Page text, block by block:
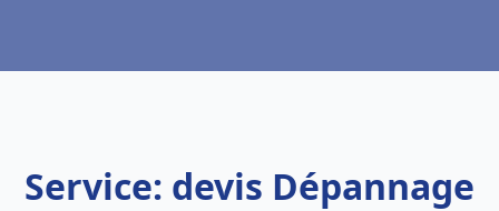
Service: devis Dépannage